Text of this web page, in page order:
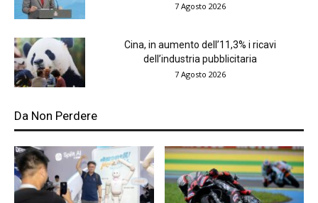
7 Agosto 2026
Cina, in aumento dell’11,3% i ricavi
dell’industria pubblicitaria
7 Agosto 2026
Da Non Perdere